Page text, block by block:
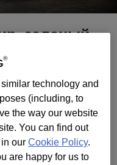
зеленый
+ нижняя
x1
®
technology and
(including, to
the way our website
You can find out
in ourCookie Policy.
are happy for us to